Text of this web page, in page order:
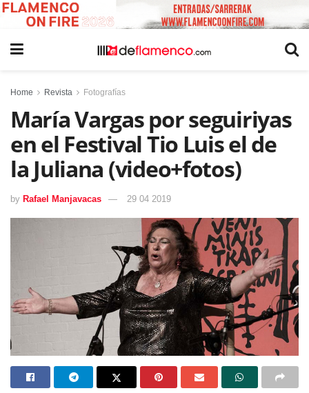
Home Revista Fotografías
María Vargas por seguiriyas
en el Festival Tio Luis el de
la Juliana (video+fotos)
by Rafael Manjavacas 29 04 2019